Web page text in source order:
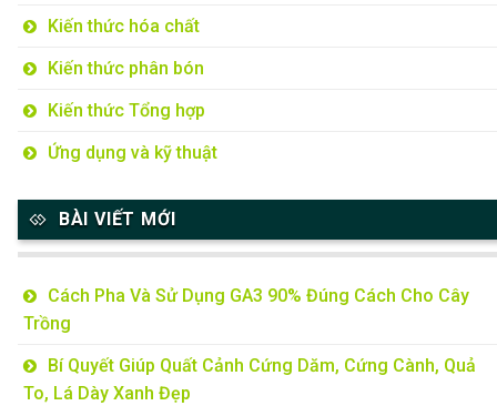
Kiến thức hóa chất
Kiến thức phân bón
Kiến thức Tổng hợp
Ứng dụng và kỹ thuật
BÀI VIẾT MỚI
Cách Pha Và Sử Dụng GA3 90% Đúng Cách Cho Cây
Trồng
Bí Quyết Giúp Quất Cảnh Cứng Dăm, Cứng Cành, Quả
To, Lá Dày Xanh Đẹp